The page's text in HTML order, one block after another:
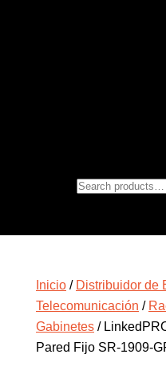
Inicio / Distribuidor de
Telecomunicación /
Gabinetes /
Pared Fijo SR-1909-